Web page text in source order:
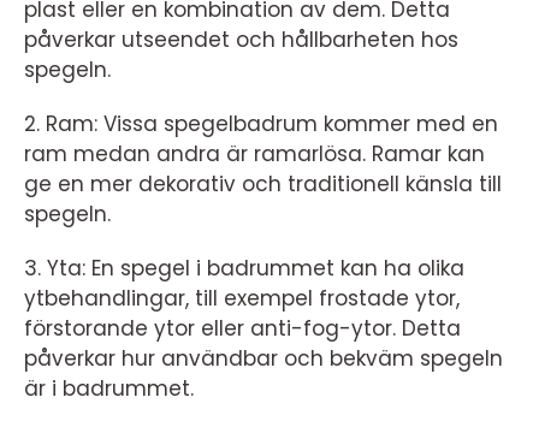
plast eller en kombination av dem. Detta
påverkar utseendet och hållbarheten hos
spegeln.
2. Ram: Vissa spegelbadrum kommer med en
ram medan andra är ramarlösa. Ramar kan
ge en mer dekorativ och traditionell känsla till
spegeln.
3. Yta: En spegel i badrummet kan ha olika
ytbehandlingar, till exempel frostade ytor,
förstorande ytor eller anti-fog-ytor. Detta
påverkar hur användbar och bekväm spegeln
är i badrummet.